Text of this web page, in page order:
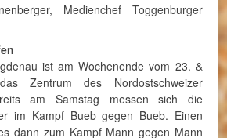
Medienchef Toggenburger
ist am Wochenende vom 23. &
Zentrum des Nordostschweizer
am Samstag messen sich die
im Kampf Bueb gegen Bueb. Einen
dann zum Kampf Mann gegen Mann